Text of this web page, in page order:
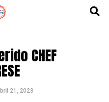
CHEF
21, 2023